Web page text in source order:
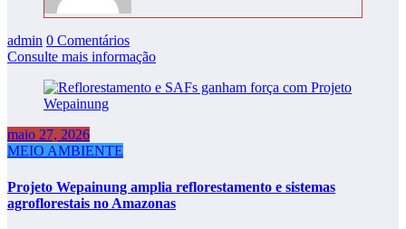
admin 0 Comentários
Consulte mais informação
maio 27, 2026
MEIO AMBIENTE
Projeto Wepainung amplia reflorestamento e sistemas
agroflorestais no Amazonas